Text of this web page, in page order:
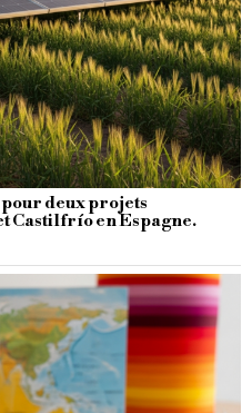
deux projets
Castilfrío en Espagne.